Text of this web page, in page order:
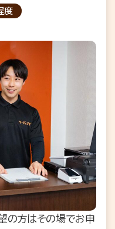
度
の方はその場でお申